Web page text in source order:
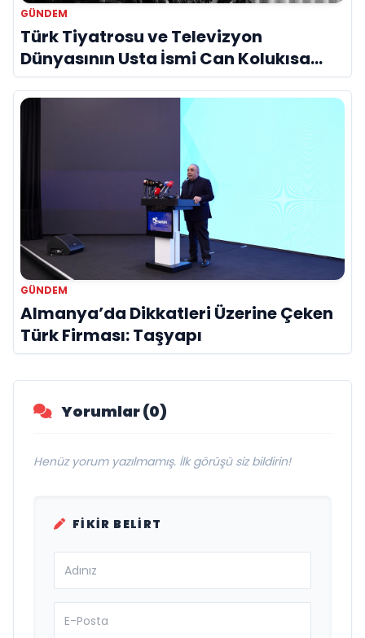
GÜNDEM
Türk Tiyatrosu ve Televizyon
Dünyasının Usta İsmi Can Kolukısa
Hayatını Kaybetti
GÜNDEM
Almanya’da Dikkatleri Üzerine Çeken
Türk Firması: Taşyapı
Yorumlar (0)
Henüz yorum yazılmamış. İlk görüşü siz bildirin!
FIKIR BELIRT